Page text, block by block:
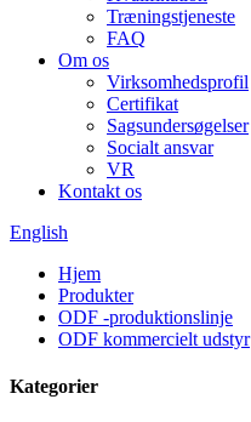
Træningstjeneste
FAQ
Om os
Virksomhedsprofil
Certifikat
Sagsundersøgelser
Socialt ansvar
VR
Kontakt os
English
Hjem
Produkter
ODF -produktionslinje
ODF kommercielt udstyr
Kategorier